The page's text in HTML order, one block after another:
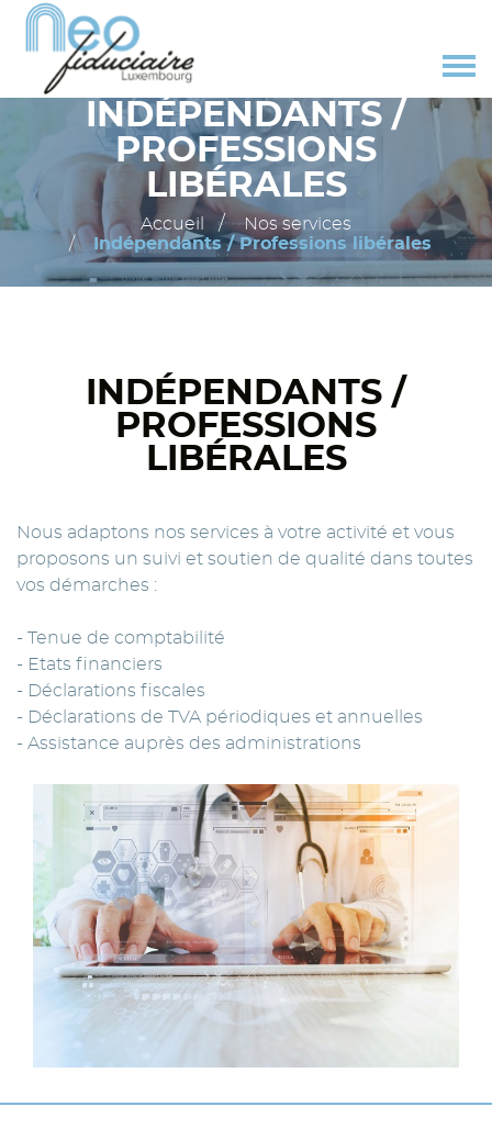
INDÉPENDANTS /
PROFESSIONS
LIBÉRALES
Accueil
Nos services
Indépendants / Professions libérales
INDÉPENDANTS /
PROFESSIONS
LIBÉRALES
Nous adaptons nos services à votre activité et vous
proposons un suivi et soutien de qualité dans toutes
vos démarches :
- Tenue de comptabilité
- Etats financiers
- Déclarations fiscales
- Déclarations de TVA périodiques et annuelles
- Assistance auprès des administrations